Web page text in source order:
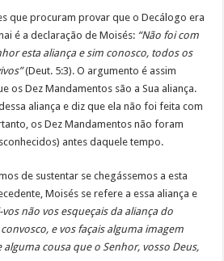
que procuram provar que o Decálogo era
é a declaração de Moisés: “Não foi com
esta aliança e sim conosco, todos os
(Deut. 5:3). O argumento é assim
os Dez Mandamentos são a Sua aliança.
aliança e diz que ela não foi feita com
os Dez Mandamentos não foram
antes daquele tempo.
de sustentar se chegássemos a esta
Moisés se refere a essa aliança e
vos não vos esqueçais da aliança do
e vos façais alguma imagem
cousa que o Senhor, vosso Deus,